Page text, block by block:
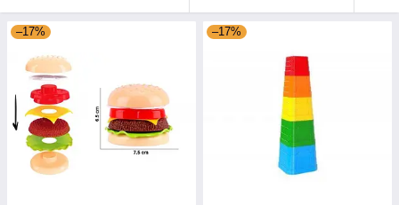
–17% –17%